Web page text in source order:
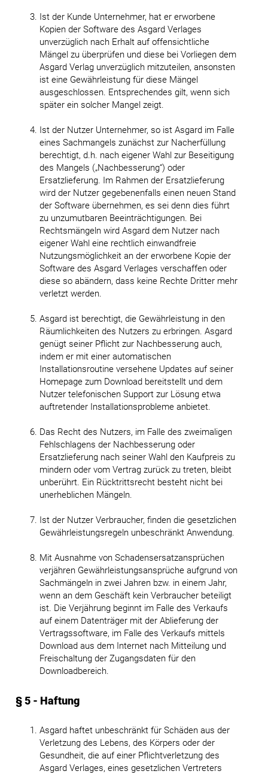
Ist der Kunde Unternehmer, hat er erworbene
Kopien der Software des Asgard Verlages
unverzüglich nach Erhalt auf offensichtliche
Mängel zu überprüfen und diese bei Vorliegen dem
Asgard Verlag unverzüglich mitzuteilen, ansonsten
ist eine Gewährleistung für diese Mängel
ausgeschlossen. Entsprechendes gilt, wenn sich
später ein solcher Mangel zeigt.
Ist der Nutzer Unternehmer, so ist Asgard im Falle
eines Sachmangels zunächst zur Nacherfüllung
berechtigt, d.h. nach eigener Wahl zur Beseitigung
des Mangels („Nachbesserung“) oder
Ersatzlieferung. Im Rahmen der Ersatzlieferung
wird der Nutzer gegebenenfalls einen neuen Stand
der Software übernehmen, es sei denn dies führt
zu unzumutbaren Beeinträchtigungen. Bei
Rechtsmängeln wird Asgard dem Nutzer nach
eigener Wahl eine rechtlich einwandfreie
Nutzungsmöglichkeit an der erworbene Kopie der
Software des Asgard Verlages verschaffen oder
diese so abändern, dass keine Rechte Dritter mehr
verletzt werden.
Asgard ist berechtigt, die Gewährleistung in den
Räumlichkeiten des Nutzers zu erbringen. Asgard
genügt seiner Pflicht zur Nachbesserung auch,
indem er mit einer automatischen
Installationsroutine versehene Updates auf seiner
Homepage zum Download bereitstellt und dem
Nutzer telefonischen Support zur Lösung etwa
auftretender Installationsprobleme anbietet.
Das Recht des Nutzers, im Falle des zweimaligen
Fehlschlagens der Nachbesserung oder
Ersatzlieferung nach seiner Wahl den Kaufpreis zu
mindern oder vom Vertrag zurück zu treten, bleibt
unberührt. Ein Rücktrittsrecht besteht nicht bei
unerheblichen Mängeln.
Ist der Nutzer Verbraucher, finden die gesetzlichen
Gewährleistungsregeln unbeschränkt Anwendung.
Mit Ausnahme von Schadensersatzansprüchen
verjähren Gewährleistungsansprüche aufgrund von
Sachmängeln in zwei Jahren bzw. in einem Jahr,
wenn an dem Geschäft kein Verbraucher beteiligt
ist. Die Verjährung beginnt im Falle des Verkaufs
auf einem Datenträger mit der Ablieferung der
Vertragssoftware, im Falle des Verkaufs mittels
Download aus dem Internet nach Mitteilung und
Freischaltung der Zugangsdaten für den
Downloadbereich.
§ 5 - Haftung
Asgard haftet unbeschränkt für Schäden aus der
Verletzung des Lebens, des Körpers oder der
Gesundheit, die auf einer Pflichtverletzung des
Asgard Verlages, eines gesetzlichen Vertreters